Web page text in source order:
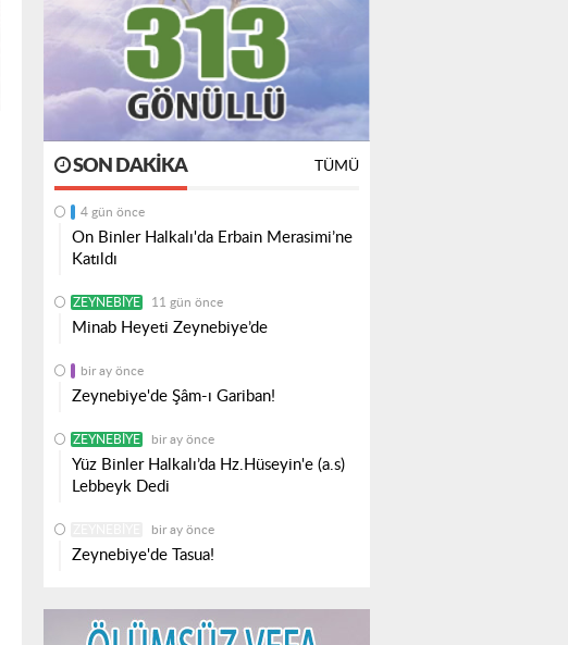
SON DAKIKA TÜMÜ
4 gün önce
On Binler Halkalı'da Erbain Merasimi’ne
Katıldı
ZEYNEBIYE 11 gün önce
Minab Heyeti Zeynebiye’de
bir ay önce
Zeynebiye'de Şâm-ı Gariban!
ZEYNEBIYE bir ay önce
Yüz Binler Halkalı’da Hz.Hüseyin'e (a.s)
Lebbeyk Dedi
bir ay önce
Zeynebiye'de Tasua!